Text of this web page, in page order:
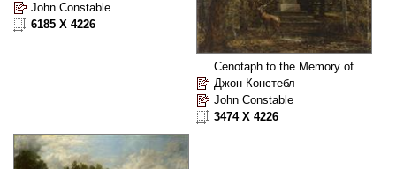
John Constable
6185 X 4226
Джон Констебл
John Constable
3474 X 4226